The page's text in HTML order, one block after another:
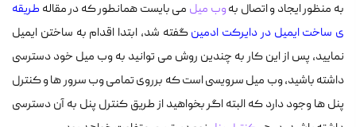
به منظور ایجاد و اتصال بهوب میل می بایست همانطور که در مقاله طریقه
ی ساخت ایمیل در دایرکت ادمینگفته شد، ابتدا اقدام به ساختن ایمیل
نمایید، پس از این کار به چندین روش می توانید به وب میل خود دسترسی
داشته باشید، وب میل سرویسی است که برروی تمامی وب سرور ها و کنترل
پنل ها وجود دارد که البته اگر بخواهید از طریق کنترل پنل به آن دسترسی